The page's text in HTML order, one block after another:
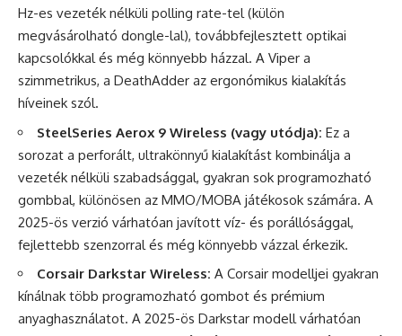
Hz-es vezeték nélküli polling rate-tel (külön
megvásárolható dongle-lal), továbbfejlesztett optikai
kapcsolókkal és még könnyebb házzal. A Viper a
szimmetrikus, a DeathAdder az ergonómikus kialakítás
híveinek szól.
SteelSeries Aerox 9 Wireless (vagy utódja): Ez a
sorozat a perforált, ultrakönnyű kialakítást kombinálja a
vezeték nélküli szabadsággal, gyakran sok programozható
gombbal, különösen az MMO/MOBA játékosok számára. A
2025-ös verzió várhatóan javított víz- és porállósággal,
fejlettebb szenzorral és még könnyebb vázzal érkezik.
Corsair Darkstar Wireless: A Corsair modelljei gyakran
kínálnak több programozható gombot és prémium
anyaghasználatot. A 2025-ös Darkstar modell várhatóan